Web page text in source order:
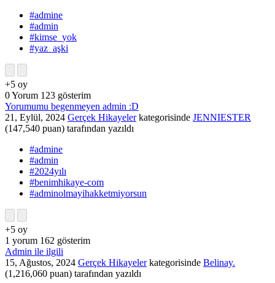
#admine
#admin
#kimse_yok
#yaz_aşki
+5 oy
0Yorum 123 gösterim
Yorumumu begenmeyen admin :D
21, Eylül, 2024 Gerçek Hikayelerkategorisinde JENNIESTER
(147,540 puan) tarafından yazıldı
#admine
#admin
#2024yılı
#benimhikaye-com
#adminolmayihakketmiyorsun
+5 oy
1 yorum 162 gösterim
Admin ile ilgili
15, Ağustos, 2024 Gerçek Hikayelerkategorisinde Belinay.
(1,216,060 puan) tarafından yazıldı